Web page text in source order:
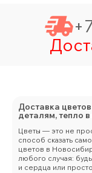
Доставка
деталям, тепло
Цветы — это не
способ сказать
цветов в
любого случая:
и сердца или